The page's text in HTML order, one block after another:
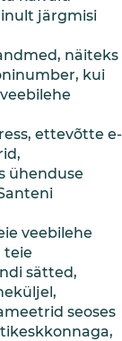
järgmisi
näiteks
kui
ettevõtte e-
ühenduse
veebilehe
teie
sätted,
seoses